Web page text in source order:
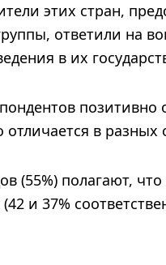
этих стран,
ответили на
в их
позитивно
в
(55%) полагают,
и 37%